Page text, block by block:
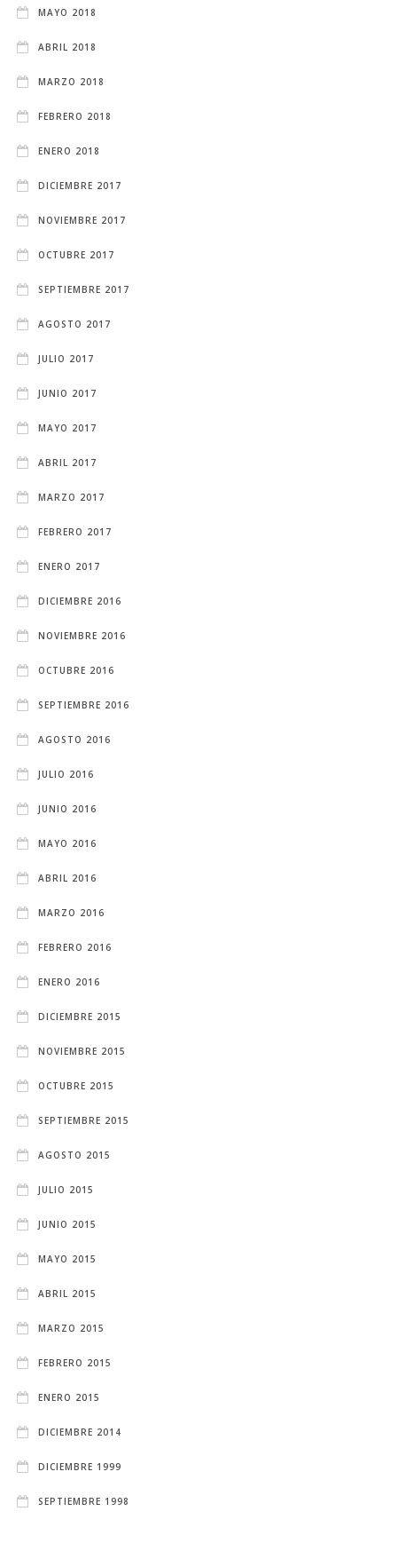
MAYO 2018
ABRIL 2018
MARZO 2018
FEBRERO 2018
ENERO 2018
DICIEMBRE 2017
NOVIEMBRE 2017
OCTUBRE 2017
SEPTIEMBRE 2017
AGOSTO 2017
JULIO 2017
JUNIO 2017
MAYO 2017
ABRIL 2017
MARZO 2017
FEBRERO 2017
ENERO 2017
DICIEMBRE 2016
NOVIEMBRE 2016
OCTUBRE 2016
SEPTIEMBRE 2016
AGOSTO 2016
JULIO 2016
JUNIO 2016
MAYO 2016
ABRIL 2016
MARZO 2016
FEBRERO 2016
ENERO 2016
DICIEMBRE 2015
NOVIEMBRE 2015
OCTUBRE 2015
SEPTIEMBRE 2015
AGOSTO 2015
JULIO 2015
JUNIO 2015
MAYO 2015
ABRIL 2015
MARZO 2015
FEBRERO 2015
ENERO 2015
DICIEMBRE 2014
DICIEMBRE 1999
SEPTIEMBRE 1998